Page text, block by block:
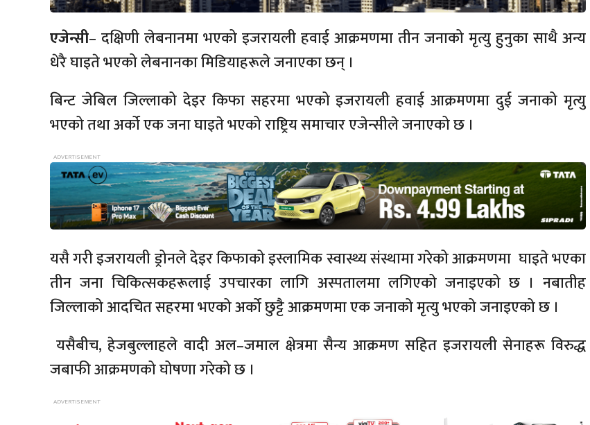
एजेन्सी– दक्षिणी लेबनानमा भएको इजरायली हवाई आक्रमणमा तीन जनाको मृत्यु हुनुका साथै अन्य
धेरै घाइते भएको लेबनानका मिडियाहरूले जनाएका छन् ।
बिन्ट जेबिल जिल्लाको देइर किफा सहरमा भएको इजरायली हवाई आक्रमणमा दुई जनाको मृत्यु
भएको तथा अर्को एक जना घाइते भएको राष्ट्रिय समाचार एजेन्सीले जनाएको छ ।
यसै गरी इजरायली ड्रोनले देइर किफाको इस्लामिक स्वास्थ्य संस्थामा गरेको आक्रमणमा घाइते भएका
तीन जना चिकित्सकहरूलाई उपचारका लागि अस्पतालमा लगिएको जनाइएको छ । नबातीह
जिल्लाको आदचित सहरमा भएको अर्को छुट्टै आक्रमणमा एक जनाको मृत्यु भएको जनाइएको छ ।
यसैबीच, हेजबुल्लाहले वादी अल–जमाल क्षेत्रमा सैन्य आक्रमण सहित इजरायली सेनाहरू विरुद्ध
जबाफी आक्रमणको घोषणा गरेको छ ।